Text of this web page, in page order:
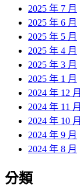
2025 年 7 月
2025 年 6 月
2025 年 5 月
2025 年 4 月
2025 年 3 月
2025 年 1 月
2024 年 12 月
2024 年 11 月
2024 年 10 月
2024 年 9 月
2024 年 8 月
分類